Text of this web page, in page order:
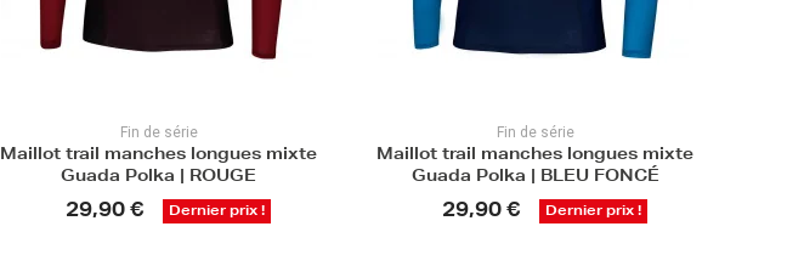
Fin de série
Maillot trail manches longues mixte
Guada Polka | ROUGE
29,90 € Dernier prix !
Fin de série
Maillot trail manches longues mixte
Guada Polka | BLEU FONCÉ
29,90 € Dernier prix !